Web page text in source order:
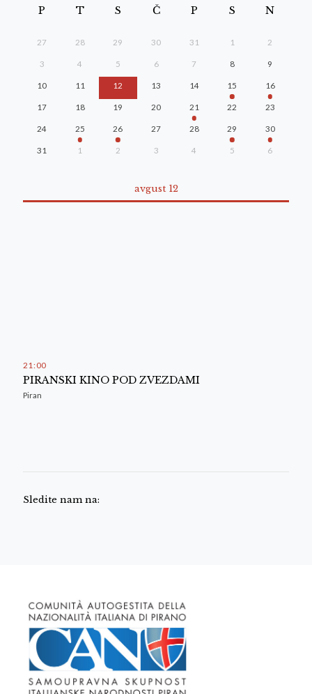
P T S Č P S N
27 28 29 30 31 1 2
3 4 5 6 7 8 9
10 11 12 13 14 15 16
17 18 19 20 21 22 23
24 25 26 27 28 29 30
31 1 2 3 4 5 6
avgust 12
21 : 00
PIRANSKI KINO POD ZVEZDAMI
Piran
Sledite nam na: